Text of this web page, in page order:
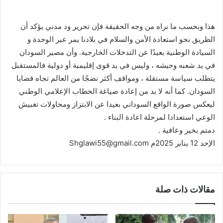
هذا وبحسب ما نراه من وجه الحقيقة فإن تحرير ود مدني يؤكد أن
الطريق نحو استعادة الأمن والسلام في بلادنا يمر عبر الوحدة و
السيادة الوطنية بعيدًا عن التدخلات الخارجية. وأن مصير السودان
في يد شعبه وجيشه ، وليس في يد قوى إقليمية أو دولية فالمستقبل
يتطلب سياسة مستقلة ، ومواقف أكثر نضجًا من العالم تجاه قضايا
السودان. كما أنه لا بد من إعادة صياغة الخطاب الإعلامي الوطني
ليعكس صورة الواقع السوداني بعيدا عن الابتزاز ومحاولات تغبيش
الوعي استعدادا لمرحلة اعادة البناء .
دمتم بخير وعافية .
الإحد 12 يناير 2025م Shglawi55@gmail.com
مقالات ذات صلة